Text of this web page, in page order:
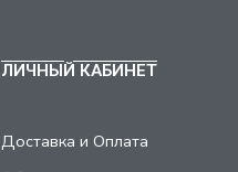
ЛИЧНЫЙ КАБИНЕТ
Доставка и Оплата